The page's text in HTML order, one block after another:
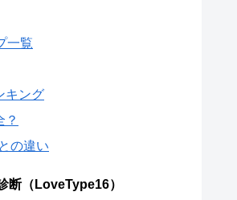
一覧
キング
？
の違い
断（LoveType16）